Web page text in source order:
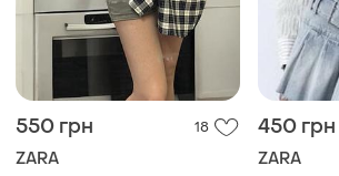
550 грн 18
ZARA
450 грн
ZARA